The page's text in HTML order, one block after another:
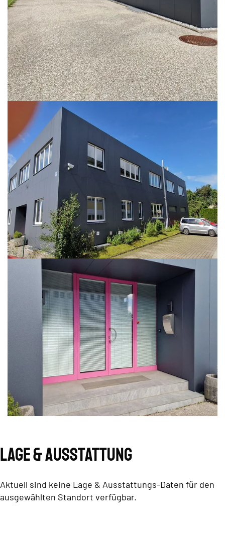
Lage & Ausstattung
Aktuell sind keine Lage & Ausstattungs-Daten für den
ausgewählten Standort verfügbar.